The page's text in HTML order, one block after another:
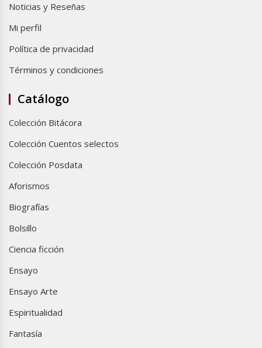
Noticias y Reseñas
Mi perfil
Política de privacidad
Términos y condiciones
Catálogo
Colección Bitácora
Colección Cuentos selectos
Colección Posdata
Aforismos
Biografías
Bolsillo
Ciencia ficción
Ensayo
Ensayo Arte
Espiritualidad
Fantasía